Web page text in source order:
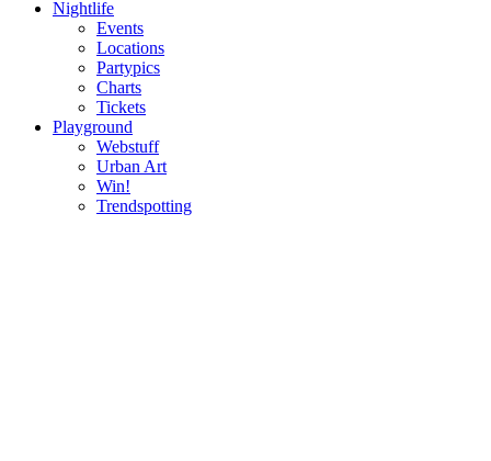
Nightlife
Events
Locations
Partypics
Charts
Tickets
Playground
Webstuff
Urban Art
Win!
Trendspotting